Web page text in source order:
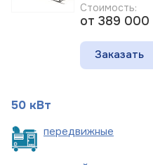
Стоимость:
от 389 000
Заказать
50 кВт
передвижные